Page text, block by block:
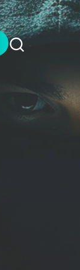
Search: